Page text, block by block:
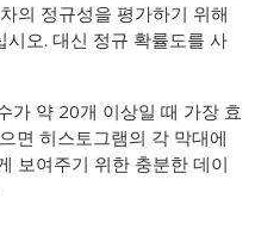
의 정규성을 평가하기 위해
오. 대신 정규 확률도를 사
가 약 20개 이상일 때 가장 효
면 히스토그램의 각 막대에
보여주기 위한 충분한 데이